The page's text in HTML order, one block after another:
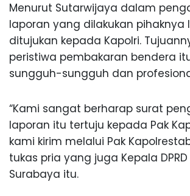
Menurut Sutarwijaya dalam
laporan yang dilakukan pihaknya
ditujukan kepada Kapolri.
peristiwa pembakaran bendera
sungguh-sungguh dan
“Kami sangat berharap surat
laporan itu tertuju kepada Pak
kami kirim melalui Pak
tukas pria yang juga Kepala
Surabaya itu.